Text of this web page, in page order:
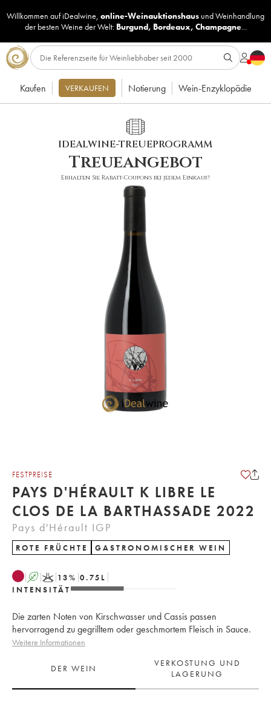
Willkommen auf iDealwine, online-Weinauktionshaus undWeinhandlung
der besten Weine der Welt: Burgund, Bordeaux, Champagne...
Kaufen VERKAUFEN Notierung Wein-Enzyklopädie
IDEALWINE-TREUEPROGRAMM
Treueangebot
Erhalten Sie Rabatt-Coupons bei jedem Einkauf!
FESTPREISE
PAYS D'HÉRAULT K LIBRE LE
CLOS DE LA BARTHASSADE 2022
Pays d'Hérault IGP
ROTE FRÜCHTE GASTRONOMISCHER WEIN
A K 13% 0.75 L
INTENSITÄT
Die zarten Noten von Kirschwasser und Cassis passen
hervorragend zu gegrilltem oder geschmortem Fleisch in Sauce.
Weitere Informationen
DER WEIN
VERKOSTUNG UND
LAGERUNG